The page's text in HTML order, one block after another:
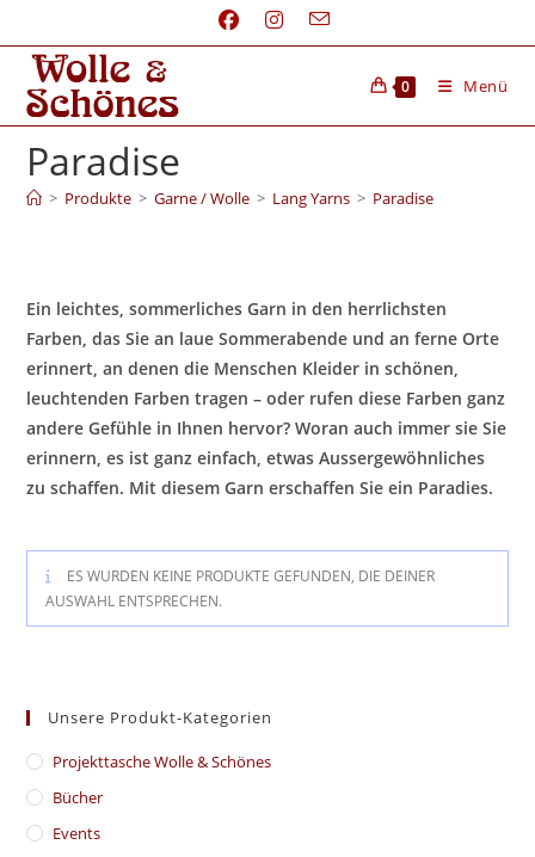
0 Menü
Paradise
> Produkte > Garne / Wolle > Lang Yarns > Paradise
Ein leichtes, sommerliches Garn in den herrlichsten
Farben, das Sie an laue Sommerabende und an ferne Orte
erinnert, an denen die Menschen Kleider in schönen,
leuchtenden Farben tragen – oder rufen diese Farben ganz
andere Gefühle in Ihnen hervor? Woran auch immer sie Sie
erinnern, es ist ganz einfach, etwas Aussergewöhnliches
zu schaffen. Mit diesem Garn erschaffen Sie ein Paradies.
ES WURDEN KEINE PRODUKTE GEFUNDEN, DIE DEINER
AUSWAHL ENTSPRECHEN.
Unsere Produkt-Kategorien
​Projekttasche Wolle & Schönes
Bücher
Events